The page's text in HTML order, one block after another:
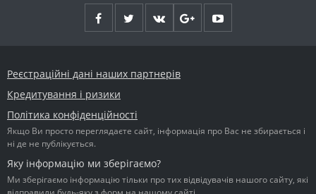
Реєстраційні дані наших партнерів
Кредитування і ризики
Політика конфіденційності
Якщо Ви просто переглядаєте сайт, інформація про Вас не збирається і
ні де не публікується.
Яку інформацію ми зберігаємо?
Ми зберігаємо інформацію тільки про тих відвідувачів нашого сайту, які